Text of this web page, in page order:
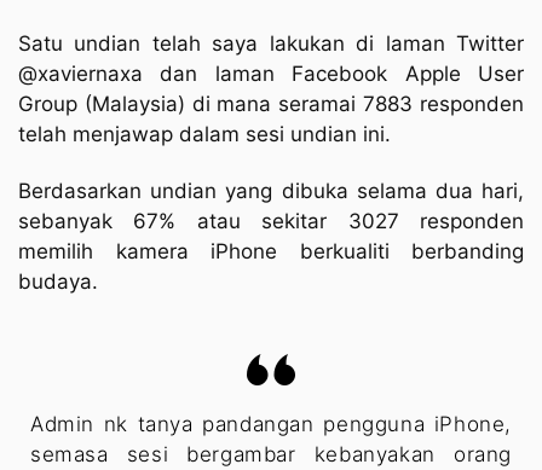
Satu undian telah saya lakukan di laman Twitter
@xaviernaxa dan laman Facebook Apple User
Group (Malaysia) di mana seramai 7883 responden
telah menjawap dalam sesi undian ini.
Berdasarkan undian yang dibuka selama dua hari,
sebanyak 67% atau sekitar 3027 responden
memilih kamera iPhone berkualiti berbanding
budaya.
Admin nk tanya pandangan pengguna iPhone,
semasa sesi bergambar kebanyakan orang